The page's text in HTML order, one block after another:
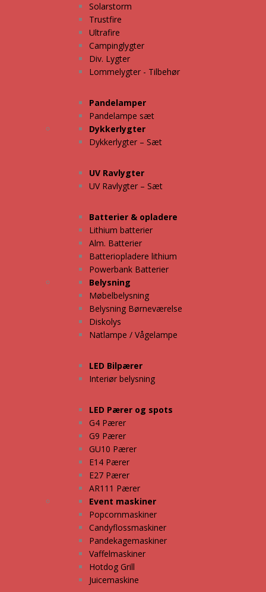
Solarstorm
Trustfire
Ultrafire
Campinglygter
Div. Lygter
Lommelygter - Tilbehør
Pandelamper
Pandelampe sæt
Dykkerlygter
Dykkerlygter – Sæt
UV Ravlygter
UV Ravlygter – Sæt
Batterier & opladere
Lithium batterier
Alm. Batterier
Batteriopladere lithium
Powerbank Batterier
Belysning
Møbelbelysning
Belysning Børneværelse
Diskolys
Natlampe / Vågelampe
LED Bilpærer
Interiør belysning
LED Pærer og spots
G4 Pærer
G9 Pærer
GU10 Pærer
E14 Pærer
E27 Pærer
AR111 Pærer
Event maskiner
Popcornmaskiner
Candyflossmaskiner
Pandekagemaskiner
Vaffelmaskiner
Hotdog Grill
Juicemaskine